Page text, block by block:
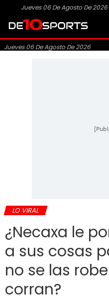
Jueves 06 De Agosto De 2026
Jueves 06 De Agosto De 2026
LO VIRAL
¿Necaxa le
a sus cosas
no se las
corran?